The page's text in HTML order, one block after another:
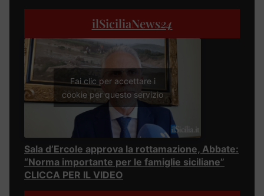
ilSiciliaNews24
Fai clic per accettare i
cookie per questo servizio
Sala d’Ercole approva la rottamazione, Abbate:
“Norma importante per le famiglie siciliane”
CLICCA PER IL VIDEO